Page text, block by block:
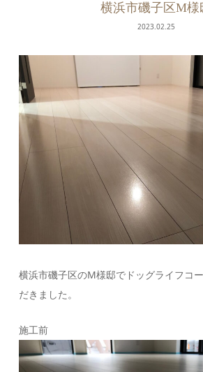
横浜市磯子区M様
2023.02.25
横浜市磯子区のM様邸でドッグライフコ
だきました。
施工前